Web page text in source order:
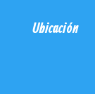
Ubicación